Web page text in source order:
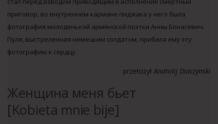
приговор, во внутреннем кармане пиджака у него была
фотография молоденькой армянской поэтки Анны Бонасевич.
Пуля, выстреленная немецким солдатом, прибила ему эту
фотографию к сердцу.
przełożyłAnatolij Diaczynski
Женщина меня бьет
[Kobieta mnie bije]